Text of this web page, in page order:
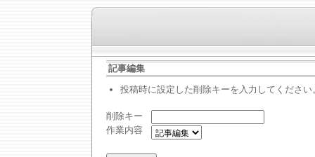
記事編集
投稿時に設定した削除キーを入力してください
削除キー
作業内容